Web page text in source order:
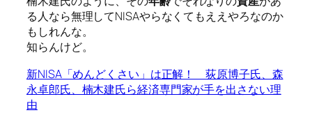
る人なら無理してNISAやらなくてもええやろなのか
もしれんな。
知らんけど。
新NISA「めんどくさい」は正解！ 荻原博子氏、森
永卓郎氏、楠木建氏ら経済専門家が手を出さない理
由